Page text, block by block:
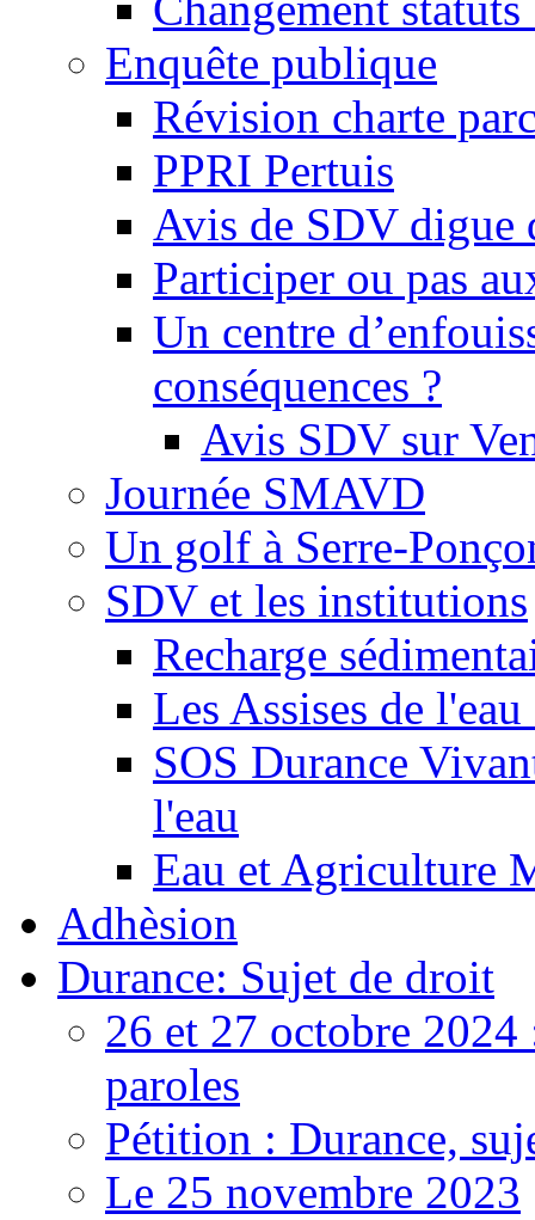
Enquête publique
Révision charte
PPRI Pertuis
Avis de SDV digue
Participer ou pas
Un centre
conséquences ?
Avis SDV sur
Journée SMAVD
Un golf à Serre-
SDV et les institutions
Recharge
Les Assises de
SOS Durance
l'eau
Eau et Agriculture
Adhèsion
Durance: Sujet de droit
26 et 27 octobre 2024
paroles
Pétition : Durance,
Le 25 novembre 2023